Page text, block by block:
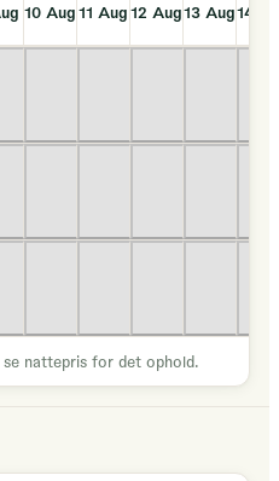
10 Aug 11 Aug 12 Aug13 Aug14
nattepris for det ophold.